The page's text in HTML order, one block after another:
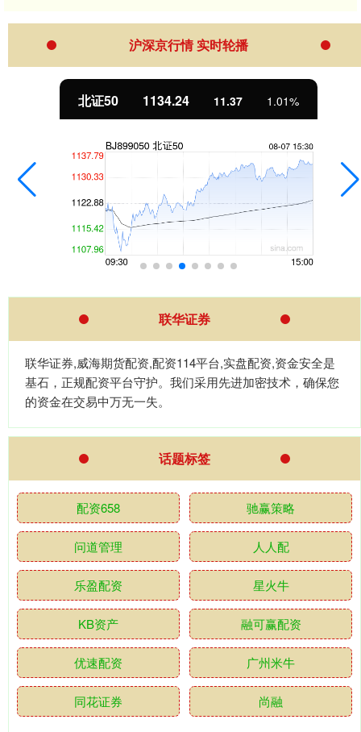
沪深京行情 实时轮播
北证50 1134.24 11.37 1.01%
联华证券
联华证券,威海期货配资,配资114平台,实盘配资,资金安全是
基石，正规配资平台守护。我们采用先进加密技术，确保您
的资金在交易中万无一失。
话题标签
配资658 驰赢策略
问道管理 人人配
乐盈配资 星火牛
KB资产 融可赢配资
优速配资 广州米牛
同花证券 尚融